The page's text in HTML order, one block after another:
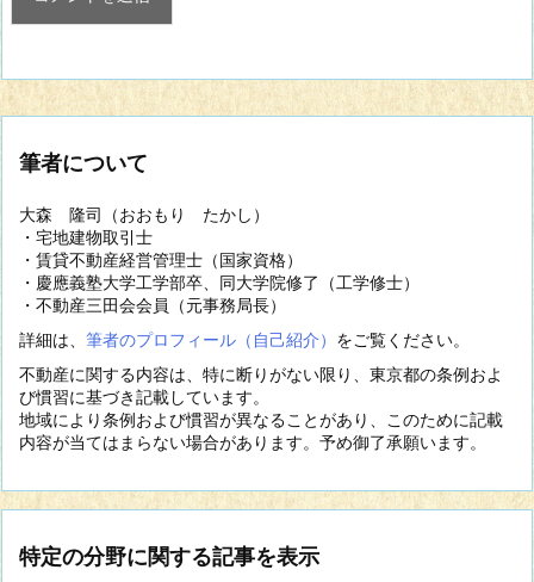
筆者について
大森 隆司（おおもり たかし）
・宅地建物取引士
・賃貸不動産経営管理士（国家資格）
・慶應義塾大学工学部卒、同大学院修了（工学修士）
・不動産三田会会員（元事務局長）
詳細は、 筆者のプロフィール（自己紹介） をご覧ください。
不動産に関する内容は、特に断りがない限り、東京都の条例およ
び慣習に基づき記載しています。
地域により条例および慣習が異なることがあり、このために記載
内容が当てはまらない場合があります。予め御了承願います。
特定の分野に関する記事を表示